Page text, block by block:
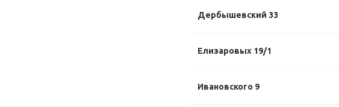
Дербышевский 33
Елизаровых 19/1
Ивановского 9